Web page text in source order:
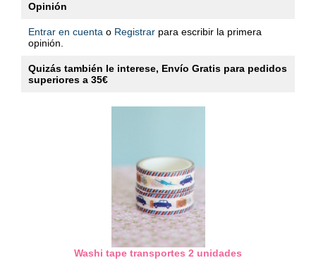
Opinión
Entrar en cuenta o Registrar para escribir la primera
opinión.
Quizás también le interese, Envío Gratis para pedidos
superiores a 35€
Washi tape transportes 2 unidades